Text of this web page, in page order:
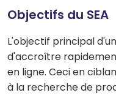
Objectifs du SEA
L'objectif principal
d'accroître
en ligne. Ceci en
à la recherche de